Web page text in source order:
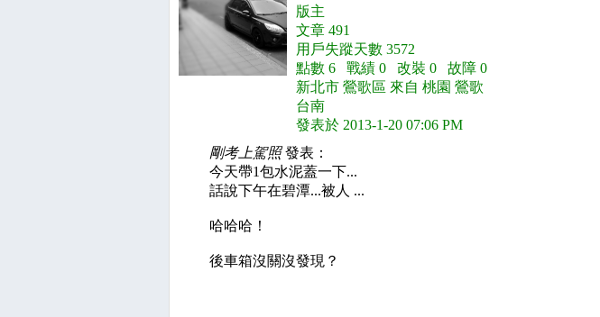
版主
文章 491
用戶失蹤天數 3572
點數 6 戰績 0 改裝 0 故障 0
新北市 鶯歌區 來自 桃園 鶯歌
台南
發表於 2013-1-20 07:06 PM
剛考上駕照發表：
今天帶1包水泥蓋一下...
話說下午在碧潭...被人 ...
哈哈哈！
後車箱沒關沒發現？